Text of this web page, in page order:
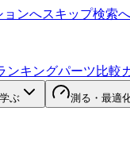
ョンへスキップ検索
ンキングパーツ比較
学ぶ 測る・最適